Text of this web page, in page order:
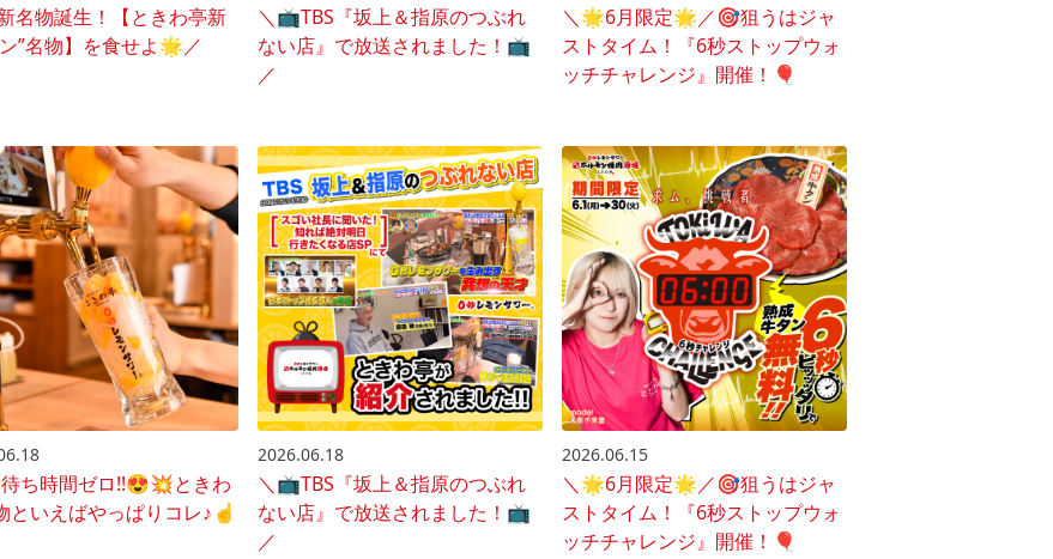
名物誕生！【ときわ亭新
”名物】を食せよ🌟／
＼📺️TBS『坂上＆指原のつぶれ
ない店』で放送されました！📺️
／
＼🌟6月限定🌟／🎯狙うはジャ
ストタイム！『6秒ストップウォ
ッチチャレンジ』開催！🎈
ち時間ゼロ!!😍💥ときわ
といえばやっぱりコレ♪☝️
2026.06.18
＼📺️TBS『坂上＆指原のつぶれ
ない店』で放送されました！📺️
／
2026.06.15
＼🌟6月限定🌟／🎯狙うはジャ
ストタイム！『6秒ストップウォ
ッチチャレンジ』開催！🎈